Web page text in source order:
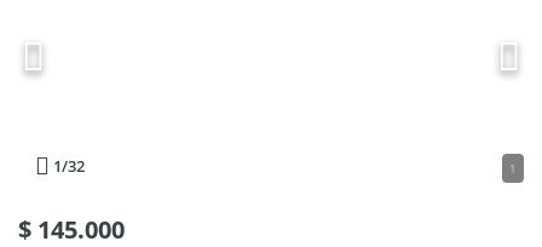
1/32 1
$ 145.000